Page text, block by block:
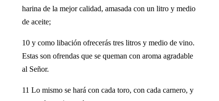
harina de la mejor calidad, amasada con un litro y medio
de aceite;
10 y como libación ofrecerás tres litros y medio de vino.
Estas son ofrendas que se queman con aroma agradable
al Señor.
11 Lo mismo se hará con cada toro, con cada carnero, y